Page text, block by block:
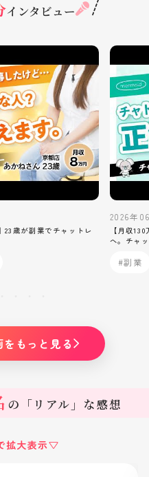
インタビュー
歳女性が副業から本業
った話
2026年
【月収35
も稼げた
#学生
もっと見る
の「リアル」な感想
拡大表示▽